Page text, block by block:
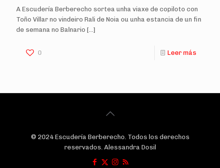
A Escudería Berberecho sortea unha viaxe de copiloto con
Toño Villar no vindeiro Rali de Noia ou unha estancia de un fin
de semana no Balnario […]
0 Leer más
© 2024 Escudería Berberecho. Todos los derechos
reservados. Alessandra Dosil